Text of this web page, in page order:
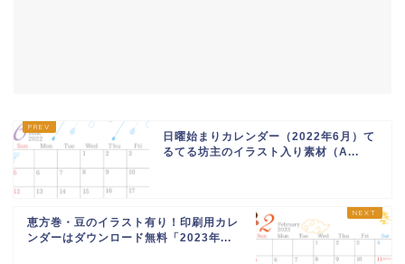
日曜始まりカレンダー（2022年6月）て
るてる坊主のイラスト入り素材（A...
恵方巻・豆のイラスト有り！印刷用カレ
ンダーはダウンロード無料「2023年...